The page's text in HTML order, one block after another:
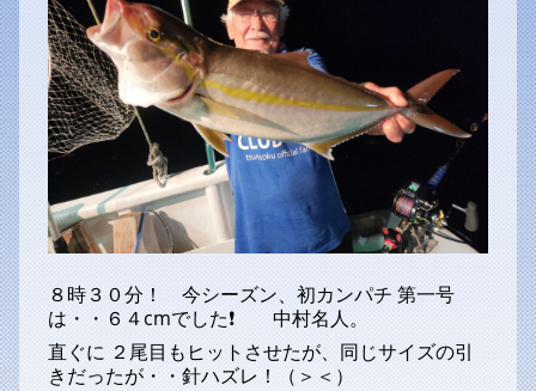
８時３０分！ 今シーズン、初カンパチ 第一号
は・・６４cmでした❗ 中村名人。
直ぐに ２尾目もヒットさせたが、同じサイズの引
きだったが・・針ハズレ！（＞＜）